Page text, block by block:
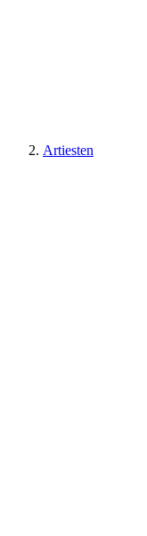
Artiesten